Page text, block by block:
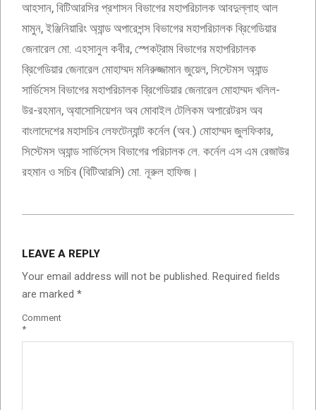
আহসান, বিটিআরসির প্রশাসন বিভাগের মহাপরিচালক আবদুল্লাহ আল
মামুন, ইঞ্জিনিয়ারিং অ্যান্ড অপারেশন্স বিভাগের মহাপরিচালক ব্রিগেডিয়ার
জেনারেল মো. এহসানুল কবীর, স্পেকট্রাম বিভাগের মহাপরিচালক
ব্রিগেডিয়ার জেনারেল মোহাম্মদ মনিরুজ্জামান জুয়েল, সিস্টেমস অ্যান্ড
সার্ভিসেস বিভাগের মহাপরিচালক ব্রিগেডিয়ার জেনারেল মোহাম্মদ খলিল-
উর-রহমান, অ্যাসোসিয়েশন অব মোবাইল টেলিকম অপারেটরস অব
বাংলাদেশের মহাসচিব লেফটেন্যান্ট কর্নেল (অব.) মোহাম্মদ জুলফিকার,
সিস্টেমস অ্যান্ড সার্ভিসেস বিভাগের পরিচালক লে. কর্নেল এস এম রেজাউর
রহমান ও সচিব (বিটিআরসি) মো. নূরুল হাফিজ।
16
LEAVE A REPLY
Your email address will not be published. Required fields
are marked *
Comment
*